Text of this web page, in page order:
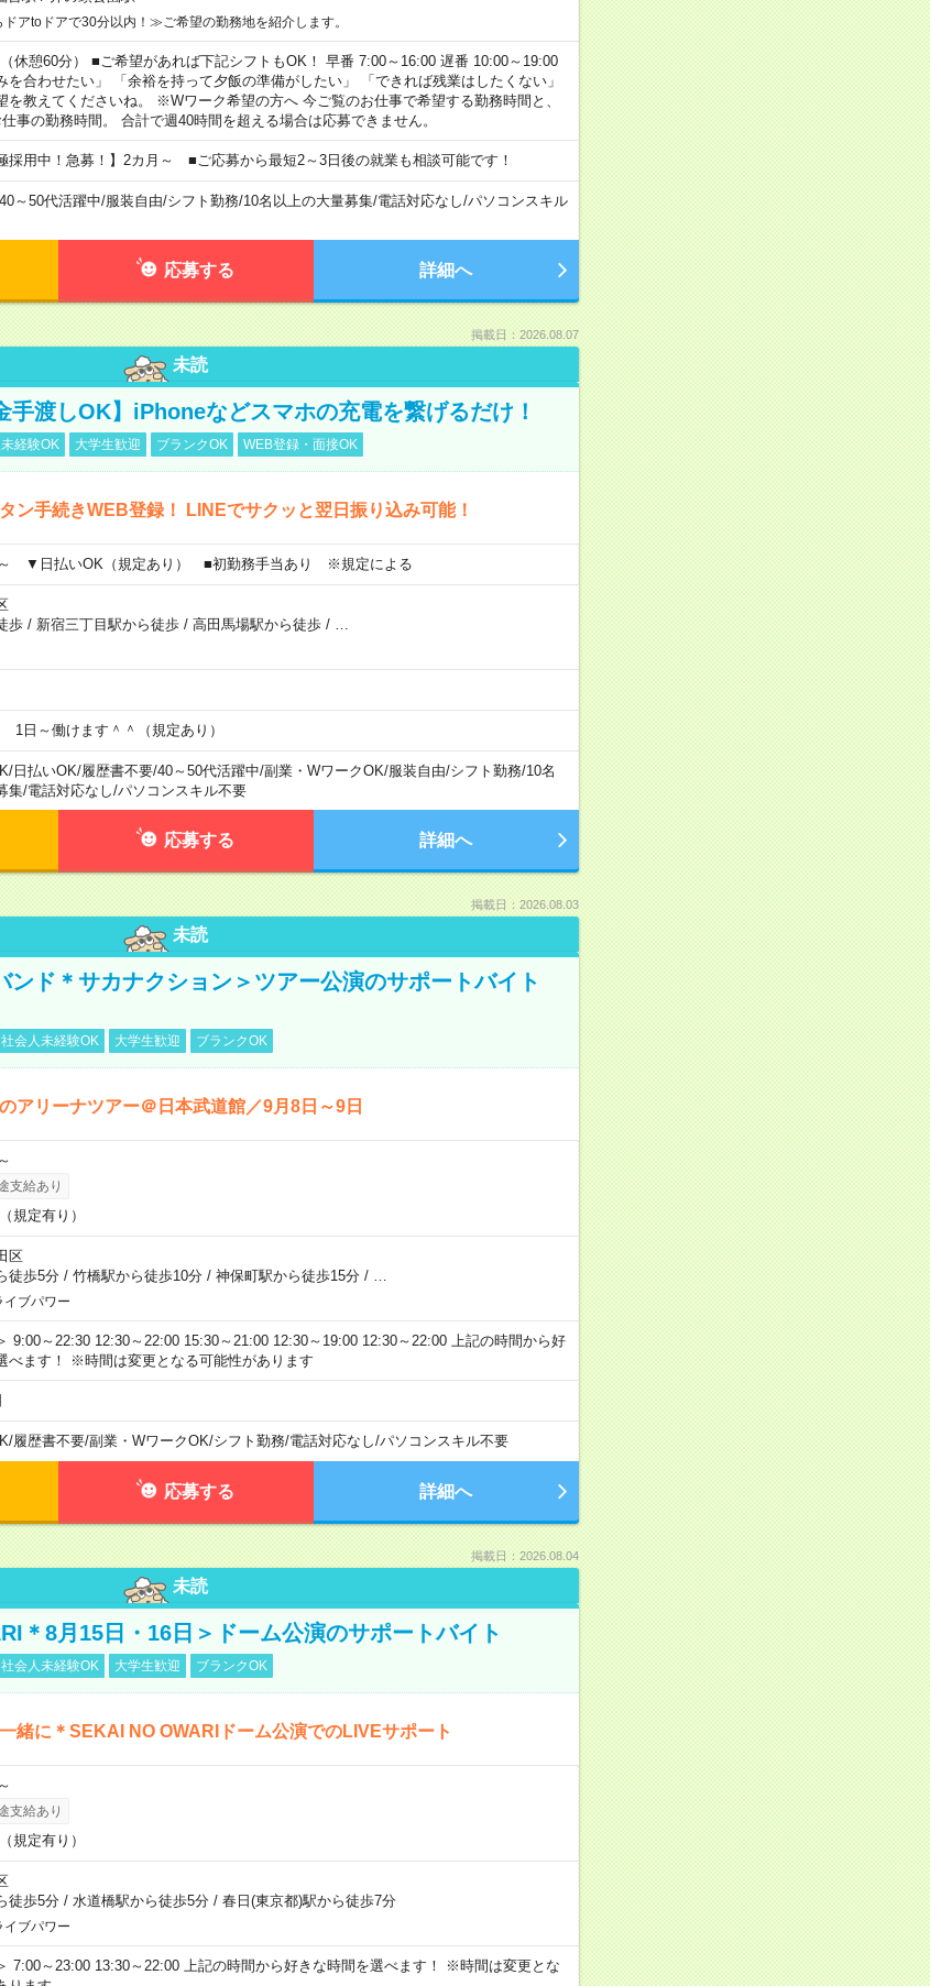
アtoドアで30分以内！≫ご希望の勤務地を紹介します。
休憩60分） ■ご希望があれば下記シフトもOK！ 早番 7:00～16:00 遅番 10:00～19:00
を合わせたい」 「余裕を持って夕飯の準備がしたい」 「できれば残業はしたくない」
を教えてくださいね。 ※Wワーク希望の方へ 今ご覧のお仕事で希望する勤務時間と、
事の勤務時間。 合計で週40時間を超える場合は応募できません。
採用中！急募！】2カ月～ ■ご応募から最短2～3日後の就業も相談可能です！
～50代活躍中/服装自由/シフト勤務/10名以上の大量募集/電話対応なし/パソコンスキル
応募する 詳細へ
掲載日：2026.08.07
未読
手渡しOK】iPhoneなどスマホの充電を繋げるだけ！
経験OK 大学生歓迎 ブランクOK WEB登録・面接OK
ン手続きWEB登録！ LINEでサクッと翌日振り込み可能！
～ ▼日払いOK（規定あり） ■初勤務手当あり ※規定による
歩/ 新宿三丁目駅から徒歩/ 高田馬場駅から徒歩/
1日～働けます＾＾（規定あり）
/日払いOK/履歴書不要/40～50代活躍中/副業・WワークOK/服装自由/シフト勤務/10名
集/電話対応なし/パソコンスキル不要
応募する 詳細へ
掲載日：2026.08.03
未読
ンド＊サカナクション＞ツアー公演のサポートバイト
社会人未経験OK 大学生歓迎 ブランクOK
アリーナツアー＠日本武道館／9月8日～9日
支給あり
規定有り）
区
徒歩5分/ 竹橋駅から徒歩10分/ 神保町駅から徒歩15分/
イブパワー
9:00～22:30 12:30～22:00 15:30～21:00 12:30～19:00 12:30～22:00 上記の時間から好
べます！ ※時間は変更となる可能性があります
/履歴書不要/副業・WワークOK/シフト勤務/電話対応なし/パソコンスキル不要
応募する 詳細へ
掲載日：2026.08.04
未読
＊8月15日・16日＞ドーム公演のサポートバイト
社会人未経験OK 大学生歓迎 ブランクOK
緒に＊SEKAI NO OWARIドーム公演でのLIVEサポート
支給あり
規定有り）
徒歩5分/ 水道橋駅から徒歩5分/ 春日(東京都)駅から徒歩7分
イブパワー
7:00～23:00 13:30～22:00 上記の時間から好きな時間を選べます！ ※時間は変更とな